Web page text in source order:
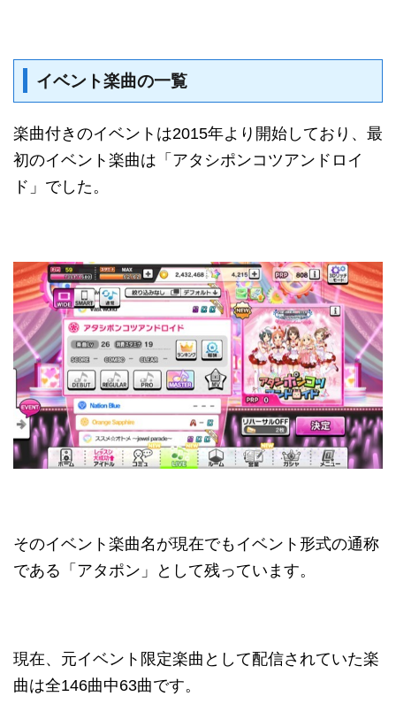
イベント楽曲の一覧
楽曲付きのイベントは2015年より開始しており、最
初のイベント楽曲は「アタシポンコツアンドロイ
ド」でした。
そのイベント楽曲名が現在でもイベント形式の通称
である「アタポン」として残っています。
現在、元イベント限定楽曲として配信されていた楽
曲は全146曲中63曲です。